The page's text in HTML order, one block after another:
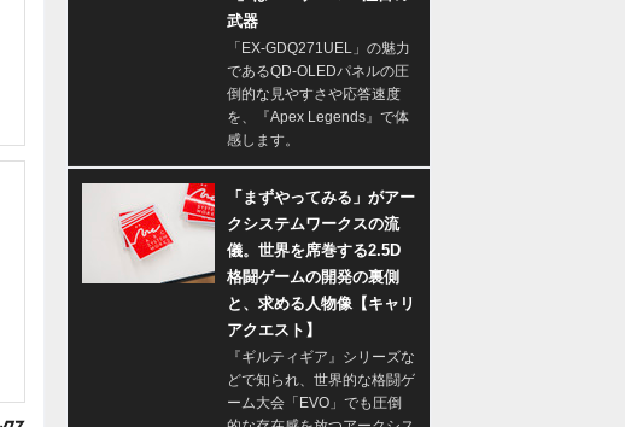
武器
「EX-GDQ271UEL」の魅力
であるQD-OLEDパネルの圧
倒的な見やすさや応答速度
を、『Apex Legends』で体
感します。
「まずやってみる」がアー
クシステムワークスの流
儀。世界を席巻する2.5D
格闘ゲームの開発の裏側
と、求める人物像【キャリ
アクエスト】
『ギルティギア』シリーズな
どで知られ、世界的な格闘ゲ
ーム大会「EVO」でも圧倒